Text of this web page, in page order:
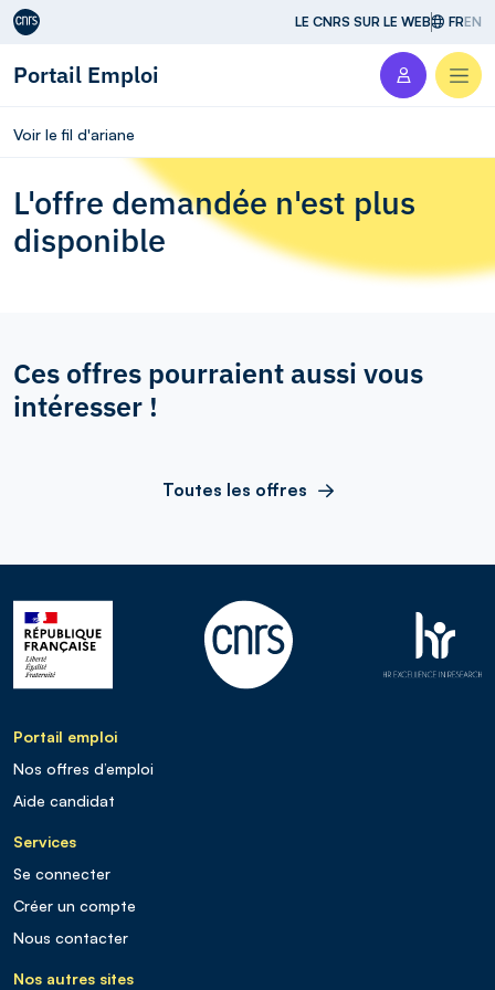
Aller au contenu LE CNRS SUR LE WEB FREN
Portail Emploi
Voir le fil d'ariane
L'offre demandée n'est plus
disponible
Ces offres pourraient aussi vous
intéresser !
Toutes les offres
Portail emploi
Nos offres d’emploi
Aide candidat
Services
Se connecter
Créer un compte
Nous contacter
Nos autres sites